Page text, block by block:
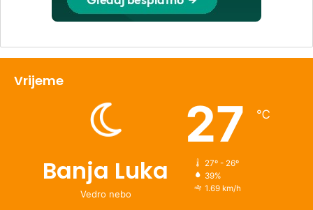
Vrijeme
Banja Luka
Vedro nebo
27 ℃
27º - 26º
39%
1.69 km/h